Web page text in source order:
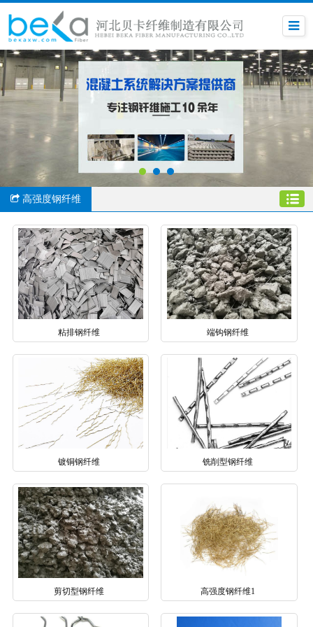
高强度钢纤维
粘排钢纤维 端钩钢纤维
镀铜钢纤维 铣削型钢纤维
剪切型钢纤维 高强度钢纤维1